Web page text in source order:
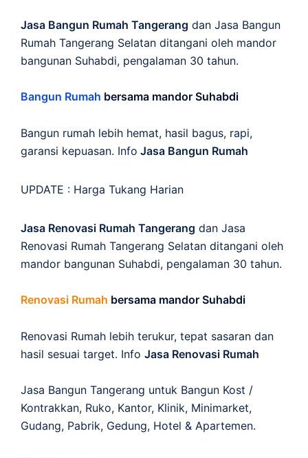
Jasa Bangun Rumah Tangerang dan Jasa Bangun
Rumah Tangerang Selatan ditangani oleh mandor
bangunan Suhabdi, pengalaman 30 tahun.
Bangun Rumah bersama mandor Suhabdi
Bangun rumah lebih hemat, hasil bagus, rapi,
garansi kepuasan. Info Jasa Bangun Rumah
UPDATE : Harga Tukang Harian
Jasa Renovasi Rumah Tangerang dan Jasa
Renovasi Rumah Tangerang Selatan ditangani oleh
mandor bangunan Suhabdi, pengalaman 30 tahun.
Renovasi Rumah bersama mandor Suhabdi
Renovasi Rumah lebih terukur, tepat sasaran dan
hasil sesuai target. Info Jasa Renovasi Rumah
Jasa Bangun Tangerang untuk Bangun Kost /
Kontrakkan, Ruko, Kantor, Klinik, Minimarket,
Gudang, Pabrik, Gedung, Hotel & Apartemen.